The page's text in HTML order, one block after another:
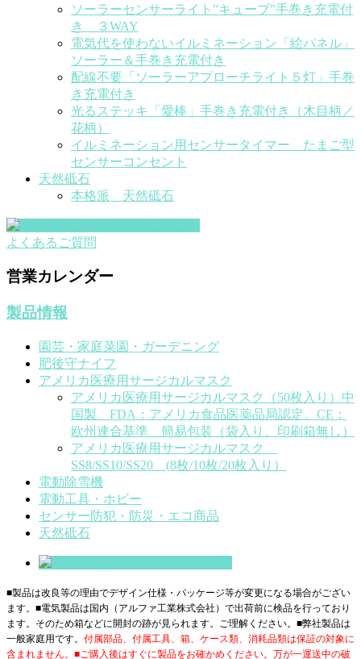
ソーラーセンサーライト”キューブ”手巻き充電付
き ３WAY
電気代を使わないイルミネーション「絵パネル」
ソーラー＆手巻き充電付き
配線不要「ソーラーアプローチライト５灯」手巻
き充電付き
光るステッキ「愛棒」手巻き充電付き（木目柄／
花柄）
イルミネーション用センサータイマー たまご型
センサーコンセント
天然砥石
本格派 天然砥石
よくあるご質問
営業カレンダー
製品情報
園芸・家庭菜園・ガーデニング
肥後守ナイフ
アメリカ医療用サージカルマスク
アメリカ医療用サージカルマスク（50枚入り）中
国製 FDA：アメリカ食品医薬品局認定、CE：
欧州連合基準 簡易包装（袋入り、印刷箱無し）
アメリカ医療用サージカルマスク
SS8/SS10/SS20 (8枚/10枚/20枚入り）
電動除雪機
電動工具・ホビー
センサー防犯・防災・エコ商品
天然砥石
■製品は改良等の理由でデザイン仕様・パッケージ等が変更になる場合がござい
ます。■電気製品は国内（アルファ工業株式会社）で出荷前に検品を行っており
ます。そのため箱などに開封の跡が見られます。ご理解ください。■弊社製品は
一般家庭用です。 付属部品、付属工具、箱、ケース類、消耗品類は保証の対象に
含まれません。■ご購入後はすぐに製品をお確かめください。万が一運送中の破